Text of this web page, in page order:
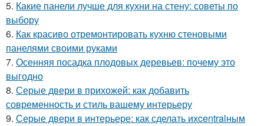
5. Какие панели лучше для кухни на стену: советы по
выбору
6. Как красиво отремонтировать кухню стеновыми
панелями своими руками
7. Осенняя посадка плодовых деревьев: почему это
выгодно
8. Серые двери в прихожей: как добавить
современность и стиль вашему интерьеру
9. Серые двери в интерьере: как сделать ихcentralным